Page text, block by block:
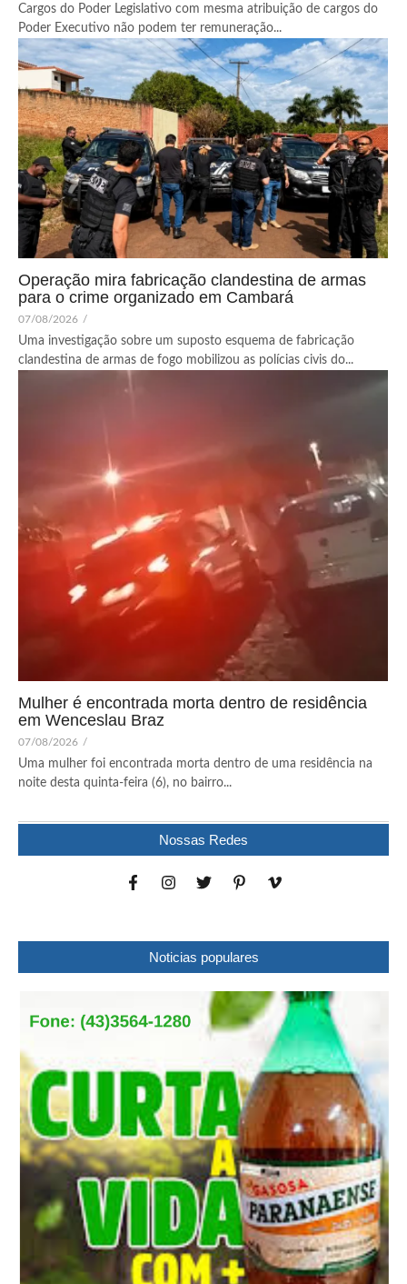
Cargos do Poder Legislativo com mesma atribuição de cargos do
Poder Executivo não podem ter remuneração...
Operação mira fabricação clandestina de armas
para o crime organizado em Cambará
07/08/2026 /
Uma investigação sobre um suposto esquema de fabricação
clandestina de armas de fogo mobilizou as polícias civis do...
Mulher é encontrada morta dentro de residência
em Wenceslau Braz
07/08/2026 /
Uma mulher foi encontrada morta dentro de uma residência na
noite desta quinta-feira (6), no bairro...
Nossas Redes
Noticias populares